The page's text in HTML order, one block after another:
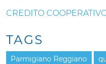
CREDITO
TAGS
Parmigiano Reggiano